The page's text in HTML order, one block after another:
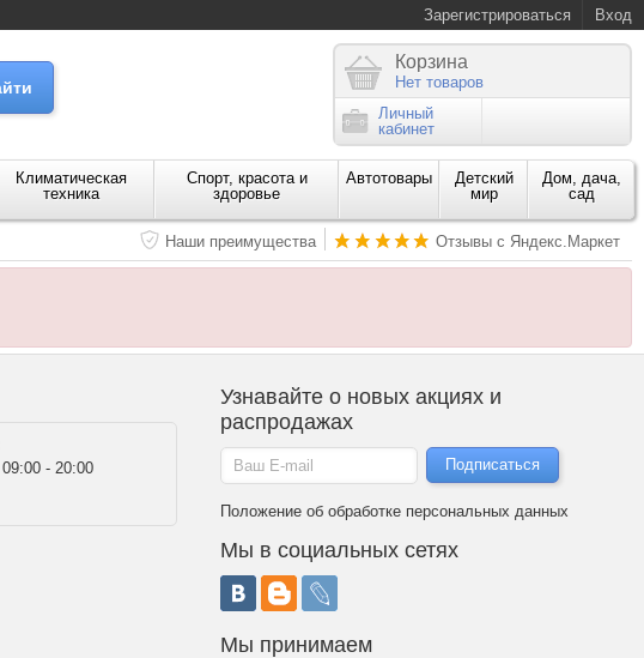
Зарегистрироваться Вход
Корзина
Нет товаров
Личный
кабинет
Климатическая
техника
Спорт, красота и
здоровье
Автотовары
Детский
мир
Дом, дача,
сад
Наши преимущества Отзывы с Яндекс.Маркет
09:00 - 20:00
Узнавайте о новых акциях и
распродажах
Положение об обработке персональных данных
Мы в социальных сетях
Мы принимаем